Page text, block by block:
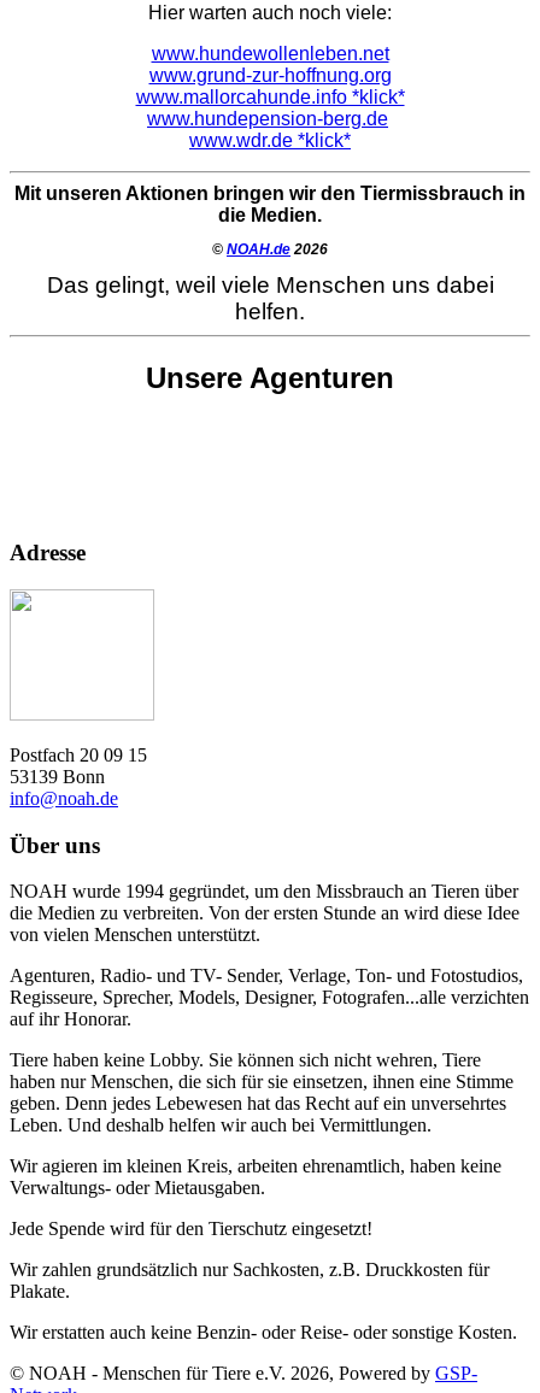
Hier warten auch noch viele:
www.hundewollenleben.net
www.grund-zur-hoffnung.org
www.mallorcahunde.info *klick*
www.hundepension-berg.de
www.wdr.de *klick*
Mit unseren Aktionen bringen wir den Tiermissbrauch in
die Medien.
© NOAH.de 2026
Das gelingt, weil viele Menschen uns dabei
helfen.
Unsere Agenturen
Adresse
Postfach 20 09 15
53139 Bonn
info@noah.de
Über uns
NOAH wurde 1994 gegründet, um den Missbrauch an Tieren über
die Medien zu verbreiten. Von der ersten Stunde an wird diese Idee
von vielen Menschen unterstützt.
Agenturen, Radio- und TV- Sender, Verlage, Ton- und Fotostudios,
Regisseure, Sprecher, Models, Designer, Fotografen...alle verzichten
auf ihr Honorar.
Tiere haben keine Lobby. Sie können sich nicht wehren, Tiere
haben nur Menschen, die sich für sie einsetzen, ihnen eine Stimme
geben. Denn jedes Lebewesen hat das Recht auf ein unversehrtes
Leben. Und deshalb helfen wir auch bei Vermittlungen.
Wir agieren im kleinen Kreis, arbeiten ehrenamtlich, haben keine
Verwaltungs- oder Mietausgaben.
Jede Spende wird für den Tierschutz eingesetzt!
Wir zahlen grundsätzlich nur Sachkosten, z.B. Druckkosten für
Plakate.
Wir erstatten auch keine Benzin- oder Reise- oder sonstige Kosten.
© NOAH - Menschen für Tiere e.V. 2026, Powered by GSP-